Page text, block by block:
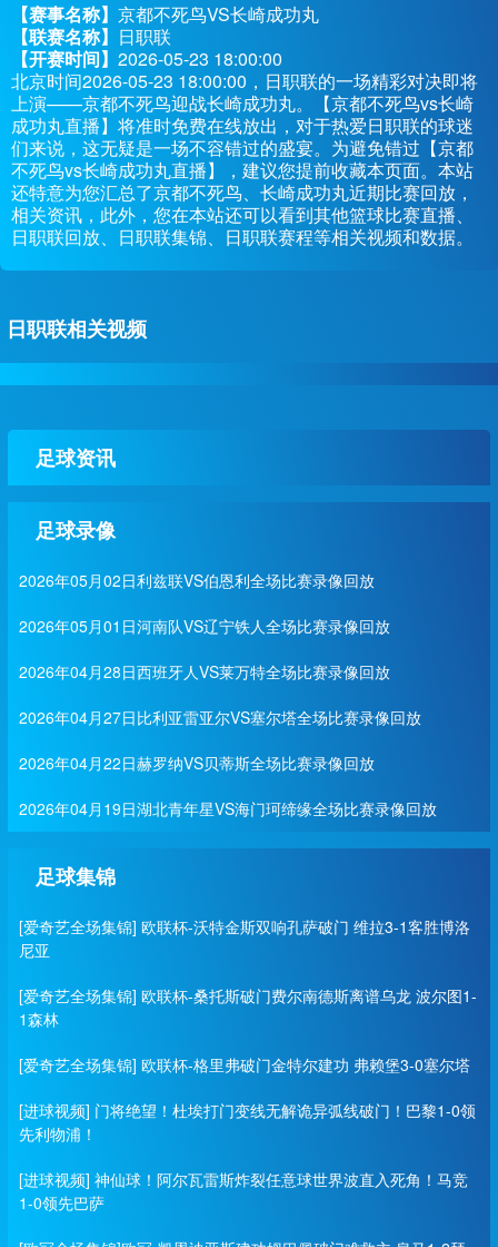
【赛事名称】 京都不死鸟VS长崎成功丸
【联赛名称】 日职联
【开赛时间】 2026-05-23 18:00:00
北京时间2026-05-23 18:00:00，日职联的一场精彩对决即将
上演——京都不死鸟迎战长崎成功丸。【京都不死鸟vs长崎
成功丸直播】将准时免费在线放出，对于热爱日职联的球迷
们来说，这无疑是一场不容错过的盛宴。为避免错过【京都
不死鸟vs长崎成功丸直播】，建议您提前收藏本页面。本站
还特意为您汇总了京都不死鸟、长崎成功丸近期比赛回放，
相关资讯，此外，您在本站还可以看到其他篮球比赛直播、
日职联回放、日职联集锦、日职联赛程等相关视频和数据。
日职联相关视频
足球资讯
足球录像
2026年05月02日利兹联VS伯恩利全场比赛录像回放
2026年05月01日河南队VS辽宁铁人全场比赛录像回放
2026年04月28日西班牙人VS莱万特全场比赛录像回放
2026年04月27日比利亚雷亚尔VS塞尔塔全场比赛录像回放
2026年04月22日赫罗纳VS贝蒂斯全场比赛录像回放
2026年04月19日湖北青年星VS海门珂缔缘全场比赛录像回放
足球集锦
[爱奇艺全场集锦] 欧联杯-沃特金斯双响孔萨破门 维拉3-1客胜博洛
尼亚
[爱奇艺全场集锦] 欧联杯-桑托斯破门费尔南德斯离谱乌龙 波尔图1-
1森林
[爱奇艺全场集锦] 欧联杯-格里弗破门金特尔建功 弗赖堡3-0塞尔塔
[进球视频] 门将绝望！杜埃打门变线无解诡异弧线破门！巴黎1-0领
先利物浦！
[进球视频] 神仙球！阿尔瓦雷斯炸裂任意球世界波直入死角！马竞
1-0领先巴萨